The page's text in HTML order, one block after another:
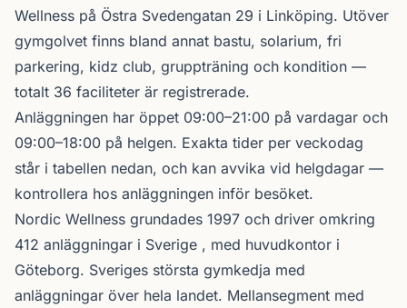
Wellness på Östra Svedengatan 29 i Linköping. Utöver
gymgolvet finns bland annat bastu, solarium, fri
parkering, kidz club, gruppträning och kondition —
totalt 36 faciliteter är registrerade.
Anläggningen har öppet 09:00–21:00 på vardagar och
09:00–18:00 på helgen. Exakta tider per veckodag
står i tabellen nedan, och kan avvika vid helgdagar —
kontrollera hos anläggningen inför besöket.
Nordic Wellness grundades 1997 och driver omkring
412 anläggningar i Sverige , med huvudkontor i
Göteborg. Sveriges största gymkedja med
anläggningar över hela landet. Mellansegment med